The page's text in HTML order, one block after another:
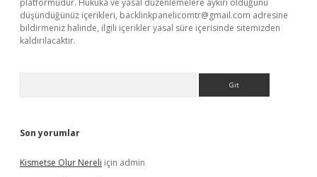
platformudur. Hukuka ve yasal düzenlemelere aykırı olduğunu
düşündüğünüz içerikleri, backlinkpanelicomtr@gmail.com adresine
bildirmeniz halinde, ilgili içerikler yasal süre içerisinde sitemizden
kaldırılacaktır.
Son yorumlar
Kismetse Olur Nereli için admin